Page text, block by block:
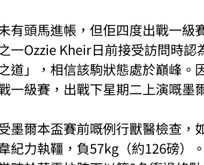
有頭馬進帳，但佢四度出戰一級
一Ozzie Kheir日前接受訪問時認
道」，相信該駒狀態處於巔峰。
一級賽，出戰下星期二上演嘅墨
墨爾本盃賽前嘅例行獸醫檢查，
紀力執韁，負57kg（約126磅）